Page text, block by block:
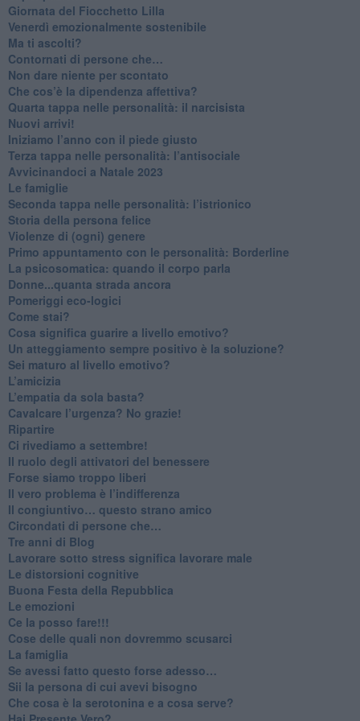
​Giornata del Fiocchetto Lilla
​Venerdì emozionalmente sostenibile
Ma ti ascolti?
Contornati di persone che…
Non dare niente per scontato
Che cos’è la dipendenza affettiva?
Quarta tappa nelle personalità: il narcisista
​Nuovi arrivi!
​Iniziamo l’anno con il piede giusto
​Terza tappa nelle personalità: l’antisociale
​Avvicinandoci a Natale 2023
Le famiglie
Seconda tappa nelle personalità: l’istrionico
​Storia della persona felice
Violenze di (ogni) genere
​Primo appuntamento con le personalità: Borderline
La psicosomatica: quando il corpo parla
Donne...quanta strada ancora
​Pomeriggi eco-logici
​Come stai?
Cosa significa guarire a livello emotivo?
​Un atteggiamento sempre positivo è la soluzione?
​Sei maturo al livello emotivo?
​L’amicizia
​L’empatia da sola basta?
​Cavalcare l’urgenza? No grazie!
Ripartire
​Ci rivediamo a settembre!
​Il ruolo degli attivatori del benessere
​Forse siamo troppo liberi
​Il vero problema è l’indifferenza
​Il congiuntivo… questo strano amico
​Circondati di persone che…
​Tre anni di Blog
​Lavorare sotto stress significa lavorare male
​Le distorsioni cognitive
​Buona Festa della Repubblica
Le emozioni
​Ce la posso fare!!!
​Cose delle quali non dovremmo scusarci
​La famiglia
​Se avessi fatto questo forse adesso…
​Sii la persona di cui avevi bisogno
Che cosa è la serotonina e a cosa serve?